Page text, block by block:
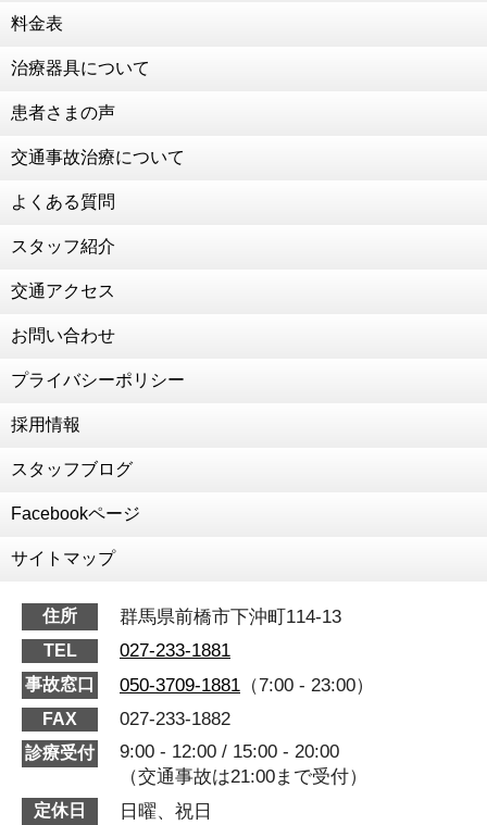
料金表
治療器具について
患者さまの声
交通事故治療について
よくある質問
スタッフ紹介
交通アクセス
お問い合わせ
プライバシーポリシー
採用情報
スタッフブログ
Facebookページ
サイトマップ
住所 群馬県前橋市下沖町114-13
TEL 027-233-1881
事故窓口 050-3709-1881 （7:00 - 23:00）
FAX 027-233-1882
診療受付
9:00 - 12:00 / 15:00 - 20:00
（交通事故は21:00まで受付）
定休日 日曜、祝日